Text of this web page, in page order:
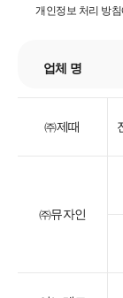
개인정보 처리 방
업체 명
㈜제때
㈜뮤자인